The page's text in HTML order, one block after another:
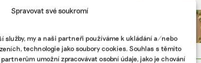
Spravovat své soukromí
služby, my a naši partneři používáme k ukládání a/nebo
technologie jako soubory cookies. Souhlas s těmito
umožní zpracovávat osobní údaje, jako je chování
parlament,omnibus